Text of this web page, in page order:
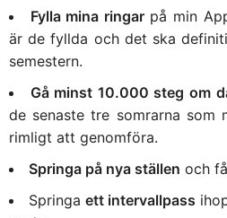
Fylla mina ringarpå min
är de fyllda och det ska
semestern.
Gå minst 10.000 steg om
de senaste tre somrarna
rimligt att genomföra.
Springa på nya ställen och
Springa ett intervallpass